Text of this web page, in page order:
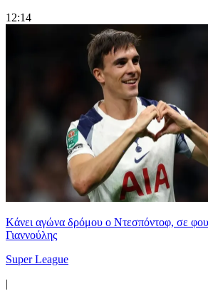
12:14
Kάνει αγώνα δρόμου ο Ντεσπόντοφ, σε
Γιαννούλης
Super League
|